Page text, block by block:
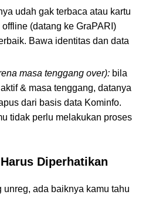
udah gak terbaca atau kartu
(datang ke GraPARI)
Bawa identitas dan data
masa tenggang over): bila
& masa tenggang, datanya
dari basis data Kominfo.
tidak perlu melakukan proses
Diperhatikan
ada baiknya kamu tahu